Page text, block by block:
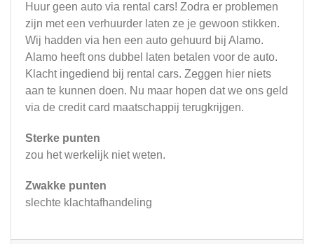
Huur geen auto via rental cars! Zodra er problemen
zijn met een verhuurder laten ze je gewoon stikken.
Wij hadden via hen een auto gehuurd bij Alamo.
Alamo heeft ons dubbel laten betalen voor de auto.
Klacht ingediend bij rental cars. Zeggen hier niets
aan te kunnen doen. Nu maar hopen dat we ons geld
via de credit card maatschappij terugkrijgen.
Sterke punten
zou het werkelijk niet weten.
Zwakke punten
slechte klachtafhandeling